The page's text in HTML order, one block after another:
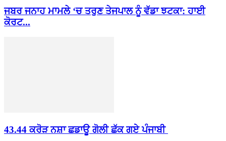
ਜਬਰ ਜਨਾਹ ਮਾਮਲੇ ‘ਚ ਤਰੁਣ ਤੇਜਪਾਲ ਨੂੰ ਵੱਡਾ ਝਟਕਾ: ਹਾਈ
ਕੋਰਟ...
43.44 ਕਰੋੜ ਨਸ਼ਾ ਛਡਾਊ ਗੋਲੀ ਛੱਕ ਗਏ ਪੰਜਾਬੀ